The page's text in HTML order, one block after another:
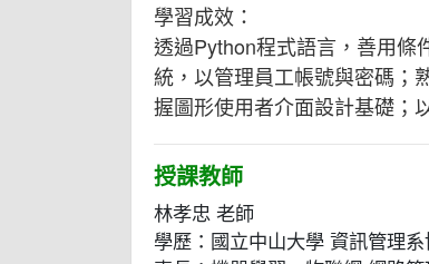
學習成效：
透過Python程式語言，善用條
統，以管理員工帳號與密碼；
握圖形使用者介面設計基礎；
授課教師
林孝忠 老師
學歷：國立中山大學 資訊管理